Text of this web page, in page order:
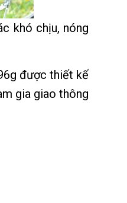
khó chịu, nóng
được thiết kế
gia giao thông